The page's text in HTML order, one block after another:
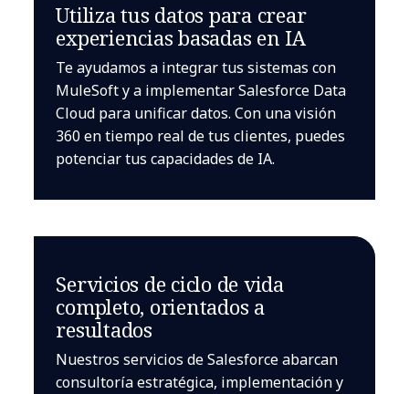
Utiliza tus datos para crear
experiencias basadas en IA
Te ayudamos a integrar tus sistemas con
MuleSoft y a implementar Salesforce Data
Cloud para unificar datos. Con una visión
360 en tiempo real de tus clientes, puedes
potenciar tus capacidades de IA.
Servicios de ciclo de vida
completo, orientados a
resultados
Nuestros servicios de Salesforce abarcan
consultoría estratégica, implementación y